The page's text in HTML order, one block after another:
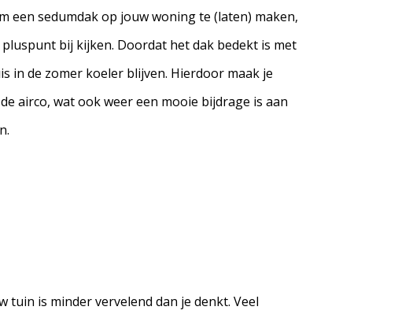
een sedumdak op jouw woning te (laten) maken,
bij kijken. Doordat het dak bedekt is met
in de zomer koeler blijven. Hierdoor maak je
airco, wat ook weer een mooie bijdrage is aan
is minder vervelend dan je denkt. Veel